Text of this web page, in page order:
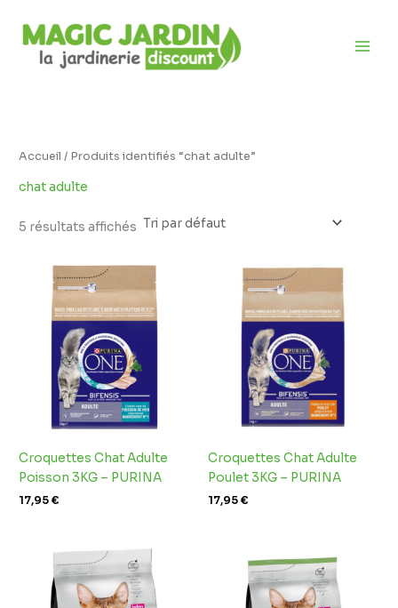
contenu
i
b
l
Accueil / Produits identifiés “chat adulte”
chat adulte
5 résultats affichés
Croquettes Chat Adulte
Poisson 3KG – PURINA
17,95€
Croquettes Chat Adulte
Poulet 3KG – PURINA
17,95€